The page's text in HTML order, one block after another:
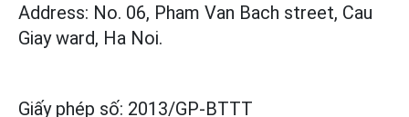
Address: No. 06, Pham Van Bach street, Cau
Giay ward, Ha Noi.
Giấy phép số: 2013/GP-BTTT